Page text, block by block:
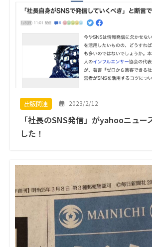
出版関連 2023/2/12
「社長のSNS発信」がyahooニュー
した！